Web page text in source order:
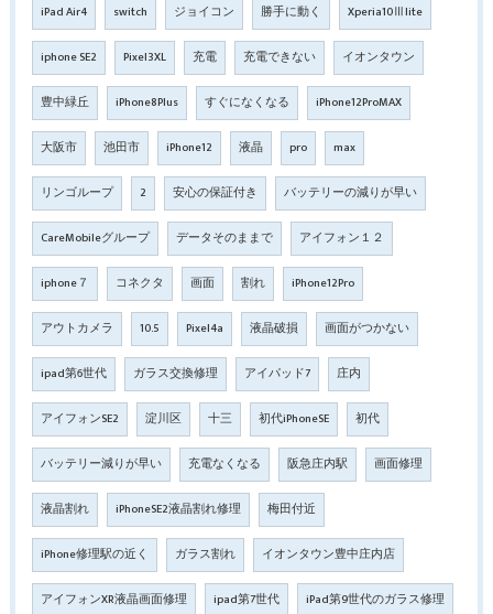
iPad Air4 switch ジョイコン 勝手に動く Xperia10Ⅲlite
iphone SE2 Pixel3XL 充電 充電できない イオンタウン
豊中緑丘 iPhone8Plus すぐになくなる iPhone12ProMAX
大阪市 池田市 iPhone12 液晶 pro max
リンゴループ 2 安心の保証付き バッテリーの減りが早い
CareMobileグループ データそのままで アイフォン１２
iphone７ コネクタ 画面 割れ iPhone12Pro
アウトカメラ 10.5 Pixel4a 液晶破損 画面がつかない
ipad第6世代 ガラス交換修理 アイパッド7 庄内
アイフォンSE2 淀川区 十三 初代iPhoneSE 初代
バッテリー減りが早い 充電なくなる 阪急庄内駅 画面修理
液晶割れ iPhoneSE2液晶割れ修理 梅田付近
iPhone修理駅の近く ガラス割れ イオンタウン豊中庄内店
アイフォンXR液晶画面修理 ipad第7世代 iPad第9世代のガラス修理